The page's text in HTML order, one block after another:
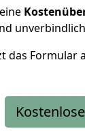
das Formular